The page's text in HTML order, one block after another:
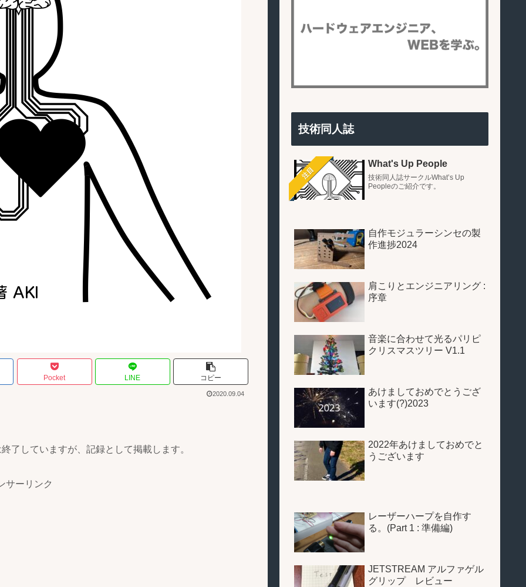
Pocket LINE コピー
2020.09.04
了していますが、記録として掲載します。
サーリンク
技術同人誌
注目
What's Up People
技術同人誌サークルWhat’s Up
Peopleのご紹介です。
自作モジュラーシンセの製
作進捗2024
肩こりとエンジニアリング :
序章
音楽に合わせて光るパリピ
クリスマスツリー V1.1
あけましておめでとうござ
います(?)2023
2022年あけましておめでと
うございます
レーザーハープを自作す
る。(Part 1 : 準備編)
JETSTREAM アルファゲル
グリップ レビュー